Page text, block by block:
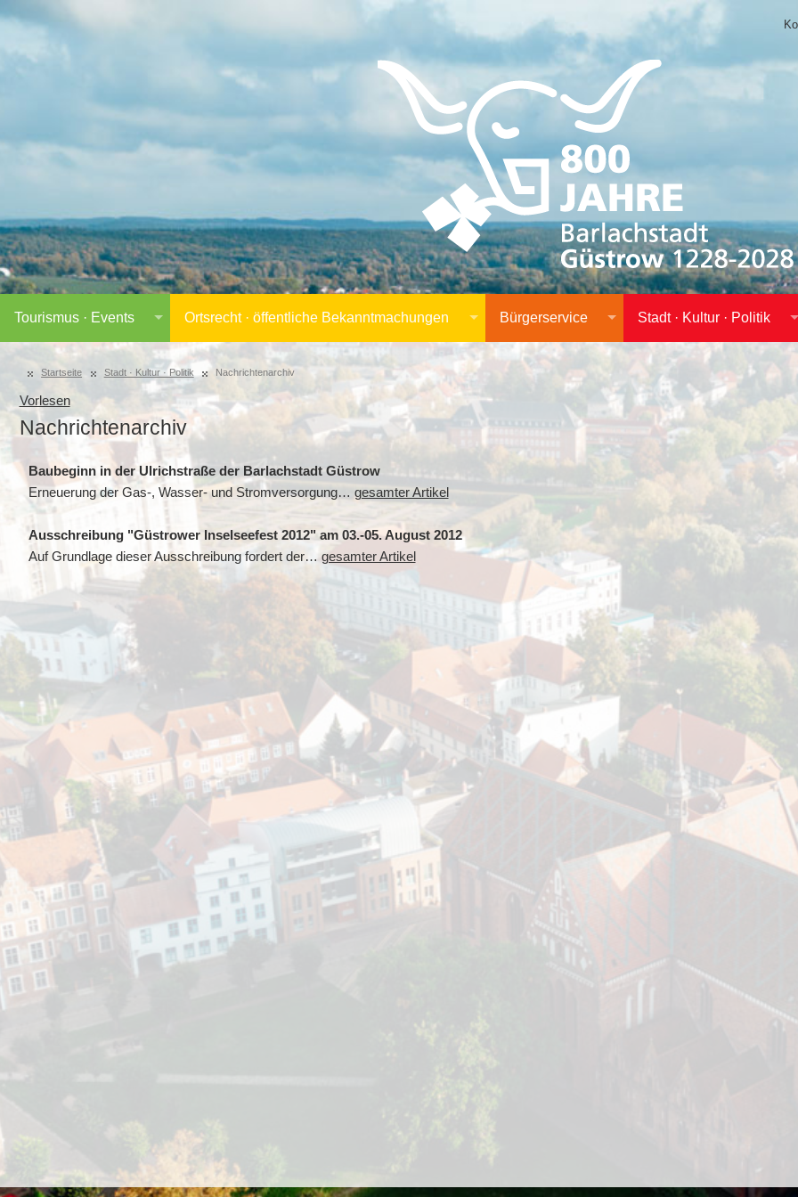
Tourismus · Events Ortsrecht · öffentliche Bekanntmachungen Bürgerservice Stadt · Kultur · Politik
Startseite Stadt · Kultur · Politik Nachrichtenarchiv
Vorlesen
Nachrichtenarchiv
Baubeginn in der Ulrichstraße der Barlachstadt Güstrow
Erneuerung der Gas-, Wasser- und Stromversorgung… gesamter Artikel
Ausschreibung "Güstrower Inselseefest 2012" am 03.-05. August 2012
Auf Grundlage dieser Ausschreibung fordert der…gesamter Artikel